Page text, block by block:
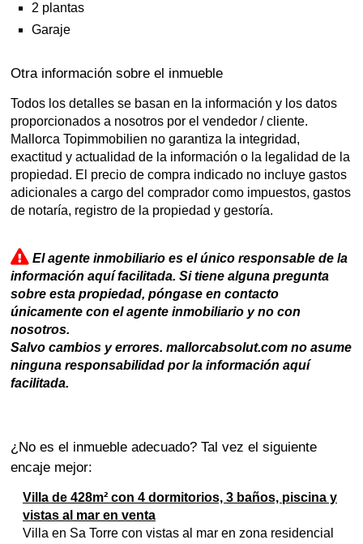
2 plantas
Garaje
Otra información sobre el inmueble
Todos los detalles se basan en la información y los datos
proporcionados a nosotros por el vendedor / cliente.
Mallorca Topimmobilien no garantiza la integridad,
exactitud y actualidad de la información o la legalidad de la
propiedad. El precio de compra indicado no incluye gastos
adicionales a cargo del comprador como impuestos, gastos
de notaría, registro de la propiedad y gestoría.
El agente inmobiliario es el único responsable de la
información aquí facilitada. Si tiene alguna pregunta
sobre esta propiedad, póngase en contacto
únicamente con el agente inmobiliario y no con
nosotros.
Salvo cambios y errores. mallorcabsolut.com no asume
ninguna responsabilidad por la información aquí
facilitada.
¿No es el inmueble adecuado? Tal vez el siguiente
encaje mejor:
Villa de 428m² con 4 dormitorios, 3 baños, piscina y
vistas al mar en venta
Villa en Sa Torre con vistas al mar en zona residencial